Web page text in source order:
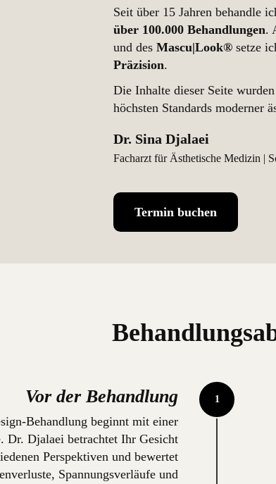
Seit über 15 Jahren behandle
über 100.000 Behandlungen.
und desMascu|Look® setze
Präzision.
Die Inhalte dieser Seite
höchsten Standards moderner
Dr. Sina Djalaei
Facharzt für Ästhetische Medizin |
Termin buchen
Vor der Behandlung
Behandlung beginnt mit einer
Dr. Djalaei betrachtet Ihr Gesicht
Perspektiven und bewertet
Spannungsverläufe und